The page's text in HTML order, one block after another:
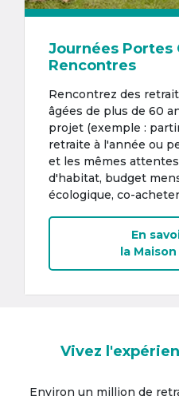
Journées Portes
Rencontres
Rencontrez des
âgées de plus de 60
projet (exemple :
retraite à l'année ou
et les mêmes
d'habitat, budget
écologique, co-
En
la
Vivez
Environ un million de